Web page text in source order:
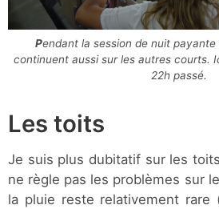
Pendant la session de nuit payante du Central, les matchs
continuent aussi sur les autres courts.
22h passé.
Les toits
Je suis plus dubitatif sur les
ne règle pas les problèmes sur
la pluie reste relativement rare